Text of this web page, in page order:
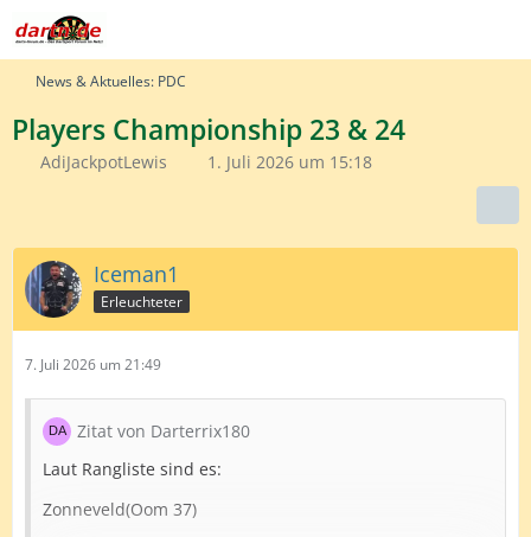
News & Aktuelles: PDC
Players Championship 23 & 24
AdiJackpotLewis 1. Juli 2026 um 15:18
Iceman1
Erleuchteter
7. Juli 2026 um 21:49
Zitat von Darterrix180
Laut Rangliste sind es:
Zonneveld(Oom 37)